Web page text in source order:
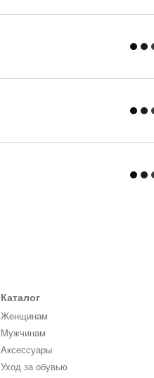
Каталог
Женщинам
Мужчинам
Аксессуары
Уход за обувью